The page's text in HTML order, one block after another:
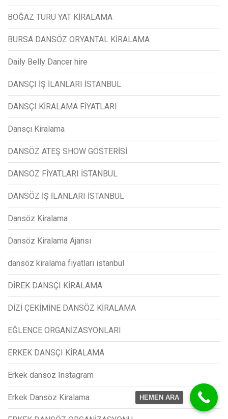
BOĞAZ TURU YAT KİRALAMA
BURSA DANSÖZ ORYANTAL KİRALAMA
Daily Belly Dancer hire
DANSÇI İŞ İLANLARI İSTANBUL
DANSÇI KİRALAMA FİYATLARI
Dansçı Kiralama
DANSÖZ ATEŞ SHOW GÖSTERİSİ
DANSÖZ FİYATLARI İSTANBUL
DANSÖZ İŞ İLANLARI İSTANBUL
Dansöz Kiralama
Dansöz Kiralama Ajansı
dansöz kiralama fiyatları istanbul
DİREK DANSÇI KİRALAMA
DİZİ ÇEKİMİNE DANSÖZ KİRALAMA
EĞLENCE ORGANİZASYONLARI
ERKEK DANSÇI KİRALAMA
Erkek dansöz Instagram
Erkek Dansöz Kiralama HEMEN ARA